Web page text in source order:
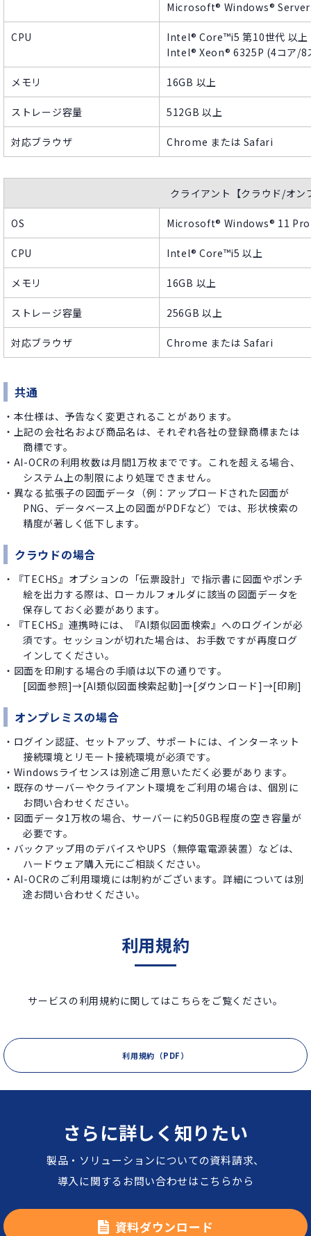
Microsoft® Windows®
CPU
Intel® Core™i5 第10世代 以上​
Intel® Xeon® 6325P (4コア/8
メモリ 16GB 以上​
ストレージ容量 512GB 以上​
対応ブラウザ Chrome または Safari​
クライアント【クラウド/オン
OS​ Microsoft® Windows® 11 Pro​
CPU Intel® Core™i5 以上​​
メモリ 16GB 以上​​
ストレージ容量 256GB 以上​
対応ブラウザ Chrome または Safari​
共通
・本仕様は、予告なく変更されることがあります。
・上記の会社名および商品名は、それぞれ各社の登録商標または
商標です。​​
・AI-OCRの利用枚数は月間1万枚までです。これを超える場合、
システム上の制限により処理できません。
・異なる拡張子の図面データ（例：アップロードされた図面が
PNG、データベース上の図面がPDFなど）では、形状検索の
精度が著しく低下します。​
クラウドの場合
・『TECHS』オプションの「伝票設計」で指示書に図面やポンチ
絵を出力する際は、ローカルフォルダに該当の図面データを
保存しておく必要があります。​
・『TECHS』連携時には、『AI類似図面検索』へのログインが必
須です。セッションが切れた場合は、お手数ですが再度ログ
インしてください。​
・図面を印刷する場合の手順は以下の通りです。
[図面参照]→[AI類似図面検索起動]→[ダウンロード]→[印刷] ​
オンプレミスの場合
・ログイン認証、セットアップ、サポートには、インターネット
接続環境とリモート接続環境が必須です。
・Windowsライセンスは別途ご用意いただく必要があります。
・既存のサーバーやクライアント環境をご利用の場合は、個別に
お問い合わせください。
・図面データ1万枚の場合、サーバーに約50GB程度の空き容量が
必要です。
・バックアップ用のデバイスやUPS（無停電電源装置）などは、
ハードウェア購入元にご相談ください。
・AI-OCRのご利用環境には制約がございます。詳細については別
途お問い合わせください。
利用規約
サービスの利用規約に関してはこちらをご覧ください。
利用規約（PDF）
さらに詳しく知りたい
製品・ソリューションについての資料請求、
導入に関するお問い合わせはこちらから
資料ダウンロード